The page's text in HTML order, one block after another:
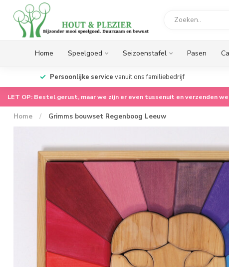
Home Speelgoed Seizoenstafel Pasen
Persoonlijke service vanuit ons familiebedrijf
LET OP: Bestel gerust, maar we zijn er even tussenuit en verzenden
Home / Grimms bouwset Regenboog Leeuw